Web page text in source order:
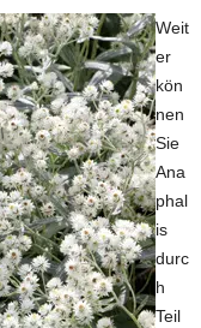
Weit
er
kön
nen
Sie
Ana
phal
is
durc
h
Teil